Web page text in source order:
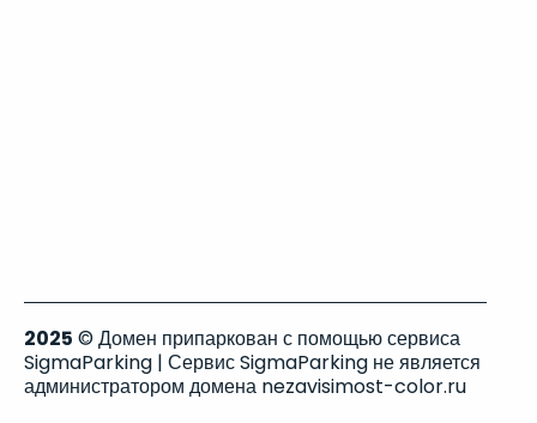
2025 © Домен припаркован с помощью сервиса
SigmaParking | Сервис SigmaParking не является
администратором домена nezavisimost-color.ru